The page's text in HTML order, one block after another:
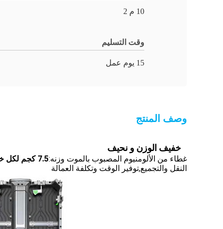
10 م 2
وقت التسليم
15 يوم عمل
وصف المنتج
خفيف الوزن و نحيف
غطاء من الألومنيوم المصبوب بالموت وزنه:7.5 كجم لكل خزانة
النقل والتجميع,توفير الوقت وتكلفة العمالة